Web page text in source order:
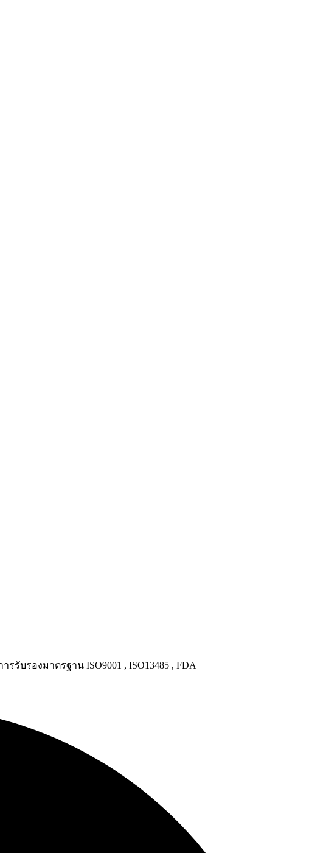
รองมาตรฐาน ISO9001 , ISO13485 , FDA